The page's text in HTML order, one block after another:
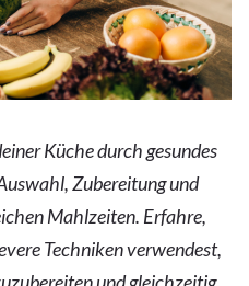
Küche durch gesundes
Zubereitung und
Mahlzeiten. Erfahre,
Techniken verwendest,